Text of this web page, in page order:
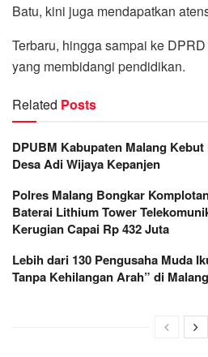
Batu, kini juga mendapatkan
Terbaru, hingga sampai ke
yang membidangi pendidikan.
Related Posts
DPUBM Kabupaten Malang
Desa Adi Wijaya Kepanjen
Polres Malang Bongkar
Baterai Lithium Tower
Kerugian Capai Rp 432 Juta
Lebih dari 130 Pengusaha Muda
Tanpa Kehilangan Arah” di Malang